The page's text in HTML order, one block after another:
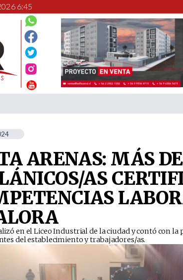
6:45
ARENAS: MÁS
AS
en el Liceo Industrial de la ciudad y contó con la
del establecimiento y trabajadores/as.